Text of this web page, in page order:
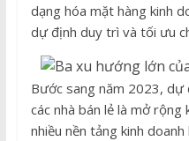
dạng hóa mặt hàng kinh
dự định duy trì và tối ưu
Bước sang năm 2023, dự
các nhà bán lẻ là mở rộng
nhiều nền tảng kinh